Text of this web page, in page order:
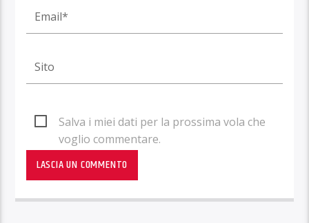
Salva i miei dati per la prossima vola che
voglio commentare.